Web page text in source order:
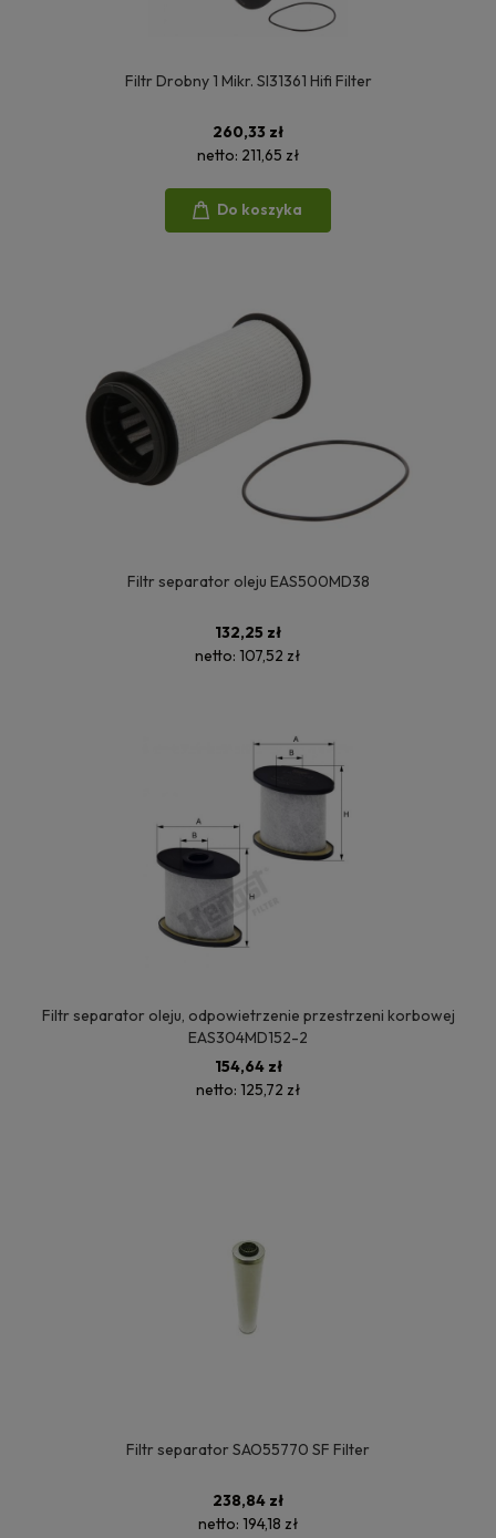
Filtr Drobny 1 Mikr. SI31361 Hifi Filter
260,33 zł
netto: 211,65 zł
Do koszyka
Filtr separator oleju EAS500MD38
132,25 zł
netto: 107,52 zł
Filtr separator oleju, odpowietrzenie przestrzeni korbowej
EAS304MD152-2
154,64 zł
netto: 125,72 zł
Filtr separator SAO55770 SF Filter
238,84 zł
netto: 194,18 zł